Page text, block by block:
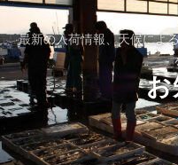
最新の入荷情報、天候によ
お